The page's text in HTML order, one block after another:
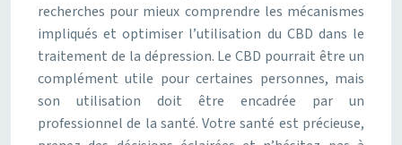
recherches pour mieux comprendre les mécanismes
impliqués et optimiser l’utilisation du CBD dans le
traitement de la dépression. Le CBD pourrait être un
complément utile pour certaines personnes, mais
son utilisation doit être encadrée par un
professionnel de la santé. Votre santé est précieuse,